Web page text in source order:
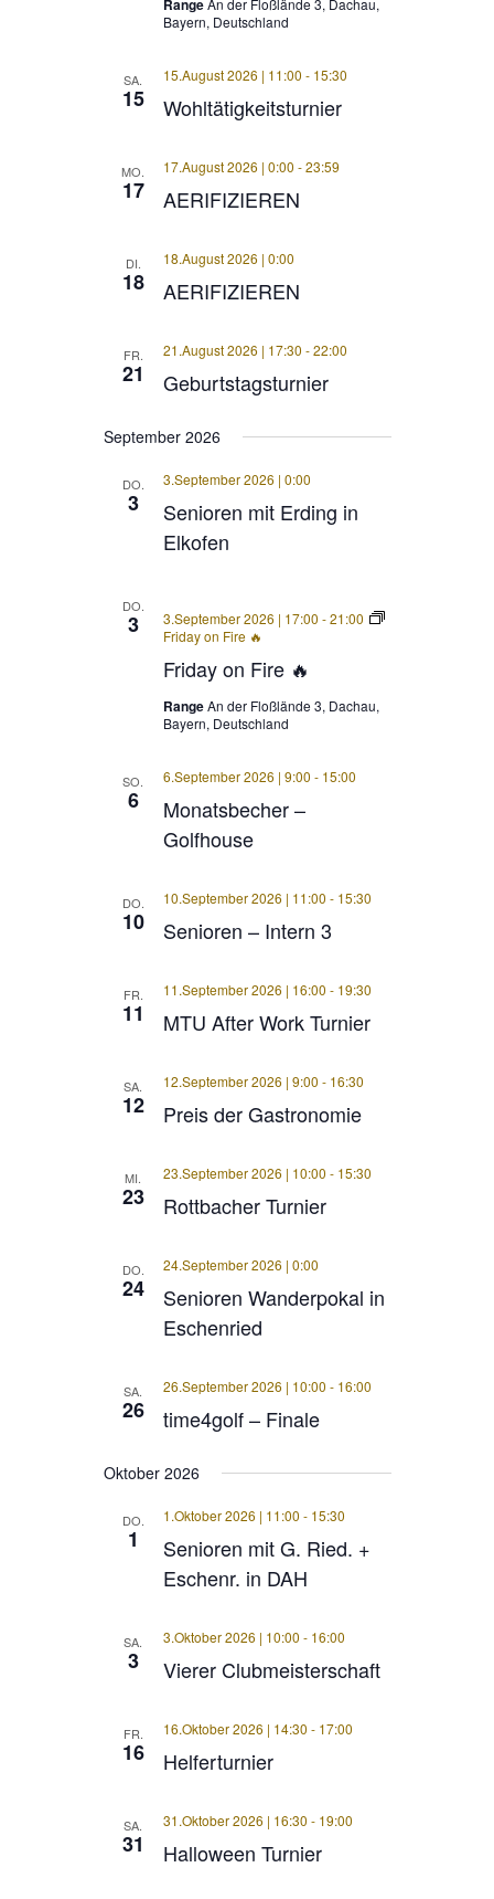
RangeAn der Floßlände 3, Dachau,
Bayern, Deutschland
SA.
15 Wohltätigkeitsturnier
15.August 2026 | 11:00 - 15:30
MO.
17 AERIFIZIEREN
17.August 2026 | 0:00 -23:59
DI.
18 AERIFIZIEREN
18.August 2026 | 0:00
FR.
21 Geburtstagsturnier
21.August 2026 | 17:30 -22:00
September 2026
DO.
3
Senioren mit Erding in
Elkofen
3.September 2026 | 0:00
DO.
3
Friday on Fire 🔥
3.September 2026 | 17:00 -21:00
Friday on Fire 🔥
RangeAn der Floßlände 3, Dachau,
Bayern, Deutschland
SO.
6
Monatsbecher –
Golfhouse
6.September 2026 | 9:00 - 15:00
DO.
10 Senioren – Intern 3
10.September 2026 | 11:00 - 15:30
FR.
11 MTU After Work Turnier
11.September 2026 | 16:00 - 19:30
SA.
12 Preis der Gastronomie
12.September 2026 | 9:00 - 16:30
MI.
23 Rottbacher Turnier
23.September 2026 | 10:00 - 15:30
DO.
24
Senioren Wanderpokal in
Eschenried
24.September 2026 | 0:00
SA.
26 time4golf – Finale
26.September 2026 | 10:00 - 16:00
Oktober 2026
DO.
1
Senioren mit G. Ried. +
Eschenr. in DAH
1.Oktober 2026 | 11:00 - 15:30
SA.
3 Vierer Clubmeisterschaft
3.Oktober 2026 | 10:00 - 16:00
FR.
16 Helferturnier
16.Oktober 2026 | 14:30 - 17:00
SA.
31 Halloween Turnier
31.Oktober 2026 | 16:30 - 19:00